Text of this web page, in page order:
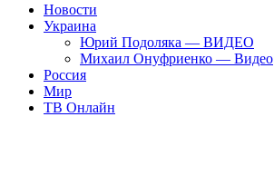
Новости
Украина
Юрий Подоляка — ВИДЕО
Михаил Онуфриенко — Видео
Россия
Мир
ТВ Онлайн